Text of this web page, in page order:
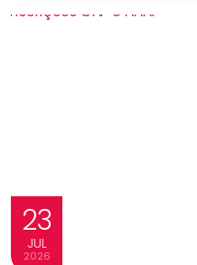
23
JUL
2026